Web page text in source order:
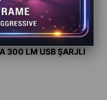
300 LM USB ŞARJLI